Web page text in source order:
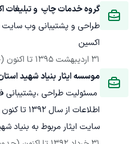
گروه خدمات چاپ  و تبلیغات
طراحی و پشتیبانی وب
اکسین
31 اردیبهشت 1395
تا اکنون
موسسه ایثار بنیاد شهید
مسئولیت طراحی ،پشتیبانی
سایت ایثار مربوط به بنیاد